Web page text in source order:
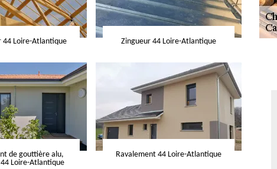
44 Loire-Atlantique Zingueur 44 Loire-Atlantique
de gouttière alu,
Loire-Atlantique
Ravalement 44 Loire-Atlantique